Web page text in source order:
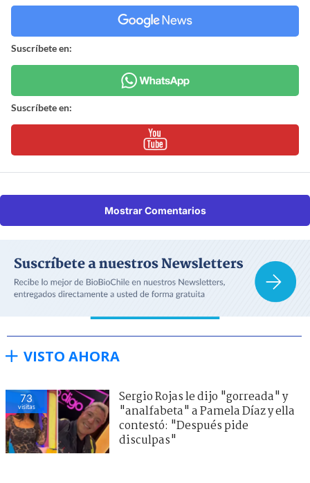
Suscríbete en:
Suscríbete en:
Mostrar Comentarios
VISTO AHORA
73
visitas
Sergio Rojas le dijo "gorreada" y
"analfabeta" a Pamela Díaz y ella
contestó: "Después pide
disculpas"